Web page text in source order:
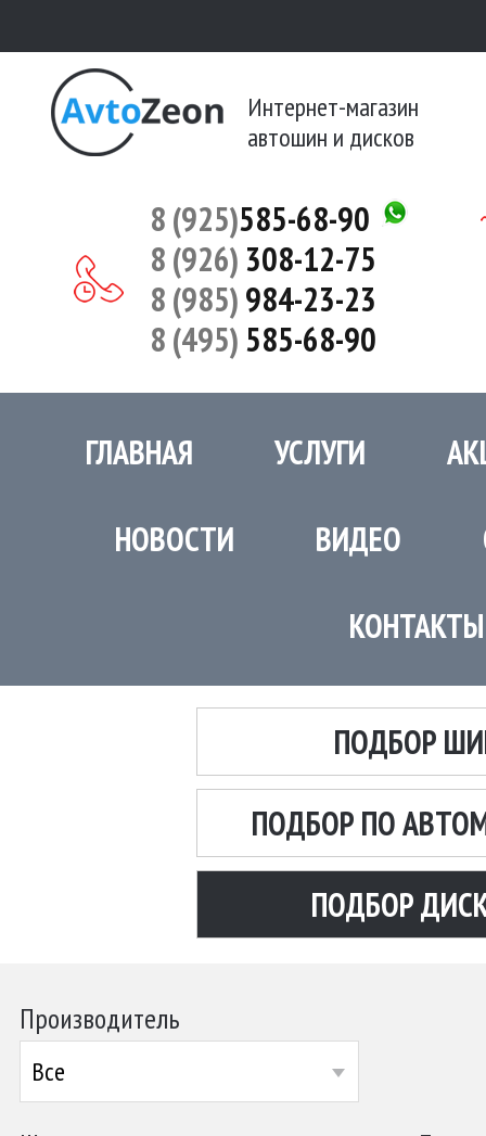
Интернет-магазин
автошин и дисков
8 (925)585-68-90
8 (926) 308-12-75
8 (985)984-23-23
8 (495)585-68-90
ГЛАВНАЯ УСЛУГИ
НОВОСТИ ВИДЕО
КОНТАКТЫ
ПОДБОР
ПОДБОР ПО
ПОДБОР
Производитель
Все